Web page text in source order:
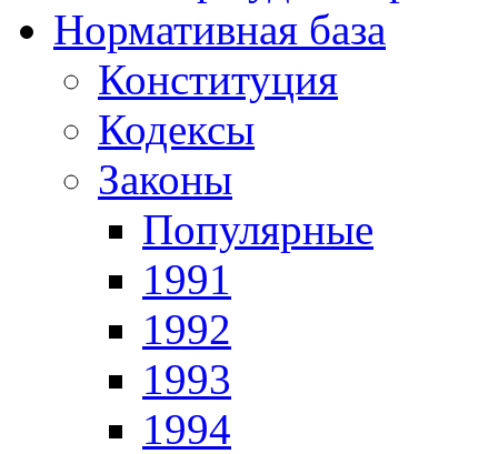
Нормативная база
Конституция
Кодексы
Законы
Популярные
1991
1992
1993
1994